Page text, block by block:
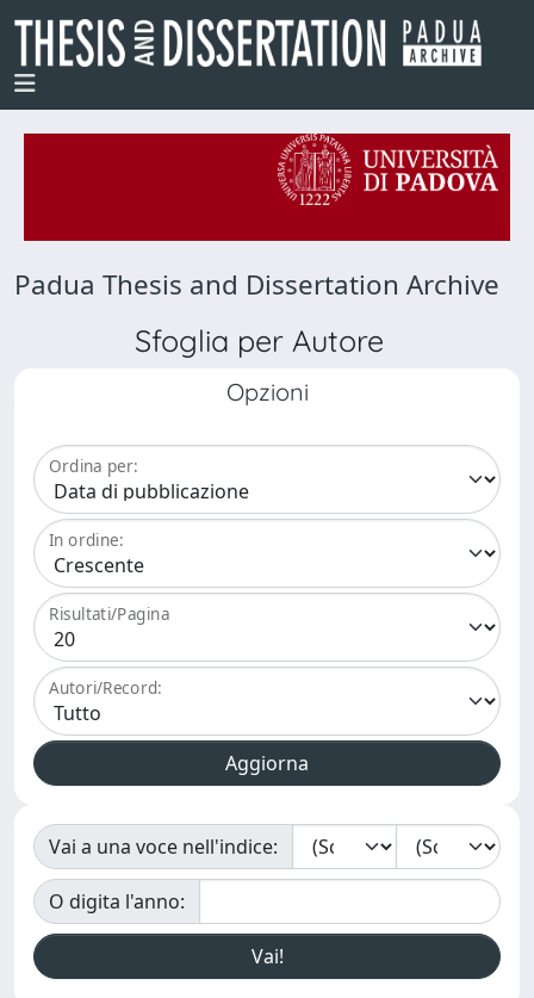
Padua Thesis and Dissertation Archive
Sfoglia per Autore
Opzioni
Ordina per:
In ordine:
Risultati/Pagina
Autori/Record:
Vai a una voce nell'indice:
O digita l'anno: